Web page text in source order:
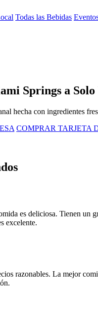
Todas las Bebidas
Springs a Solo
hecha con ingredientes
COMPRAR TARJETA
es deliciosa. Tienen un
excelente.
razonables. La mejor